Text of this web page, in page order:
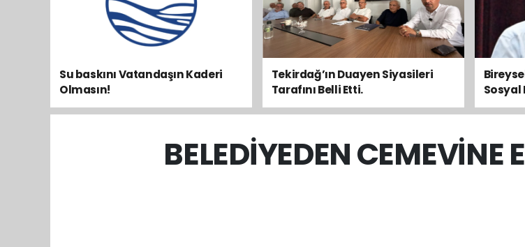
Su baskını Vatandaşın Kaderi
Olmasın!
Tekirdağ’ın Duayen Siyasileri
Tarafını Belli Etti.
Sosyal
BELEDİYEDEN CEMEVİNE